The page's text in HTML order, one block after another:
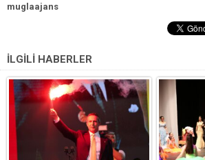
muglaajans
İLGİLİ HABERLER